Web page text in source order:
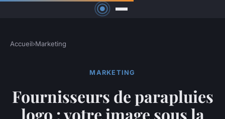
Accueil›Marketing
MARKETING
Fournisseurs de parapluies
logo : votre image sous la